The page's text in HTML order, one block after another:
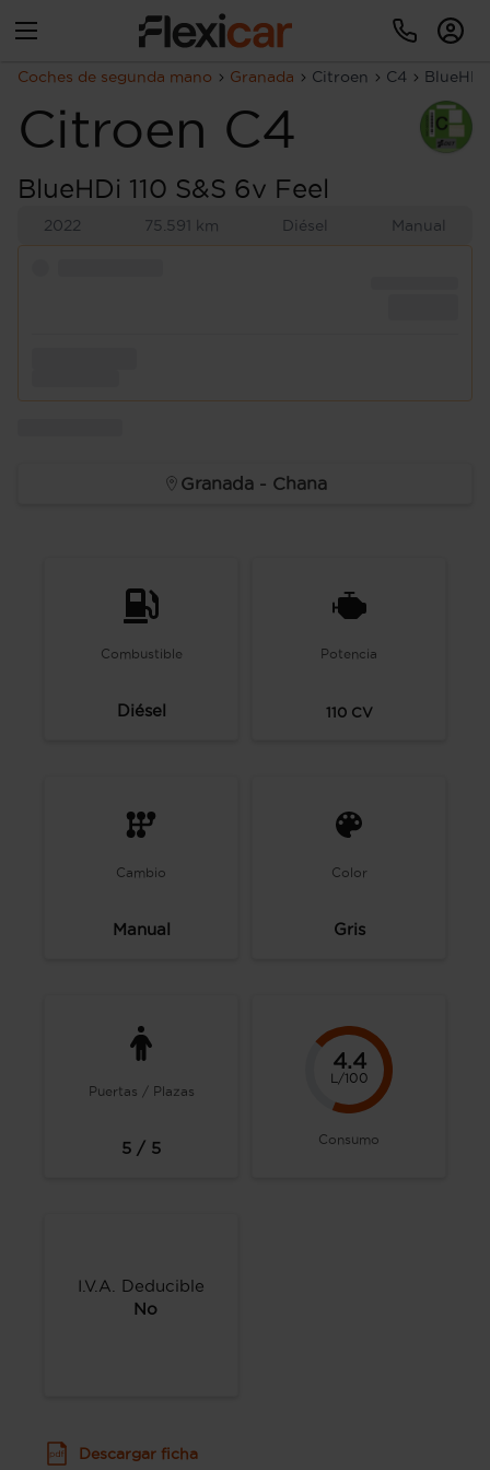
Coches de segunda mano Granada Citroen C4 BlueHDi
Citroen C4
BlueHDi 110 S&S 6v Feel
2022 75.591 km Diésel Manual
Granada - Chana
Combustible
Diésel
Potencia
110CV
Cambio
Manual
Color
Gris
Puertas / Plazas
5 / 5
4.4
L/100
Consumo
I.V.A. Deducible
No
Descargar ficha